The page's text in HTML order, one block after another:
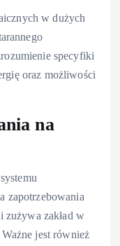
w dużych
specyfiki
oraz możliwości
na
zapotrzebowania
zużywa zakład w
jest również